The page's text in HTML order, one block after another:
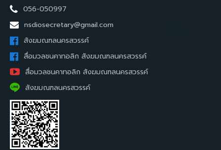
056-050997
nsdiosecretary@gmail.com
สังฆมณฑลนครสวรรค์
สื่อมวลชนคาทอลิก สังฆมณฑลนครสวรรค์
สื่อมวลชนคาทอลิก สังฆมณฑลนครสวรรค์
สังฆมณฑลนครสวรรค์